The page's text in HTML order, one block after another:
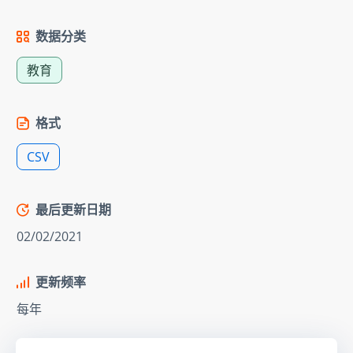
数据分类
教育
格式
CSV
最后更新日期
02/02/2021
更新频率
每年